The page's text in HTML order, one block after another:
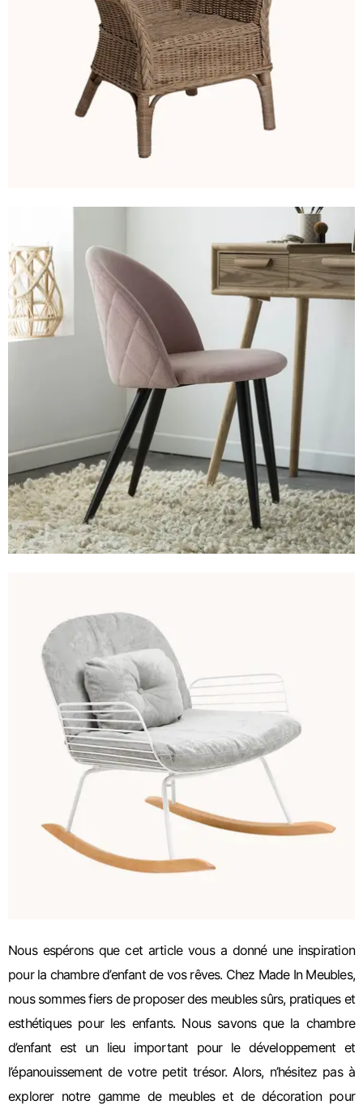
Nous espérons que cet article vous a donné une inspiration
pour la chambre d’enfant de vos rêves. Chez Made In Meubles,
nous sommes fiers de proposer des meubles sûrs, pratiques et
esthétiques pour les enfants. Nous savons que la chambre
d’enfant est un lieu important pour le développement et
l’épanouissement de votre petit trésor. Alors, n’hésitez pas à
explorer notre gamme de meubles et de décoration pour